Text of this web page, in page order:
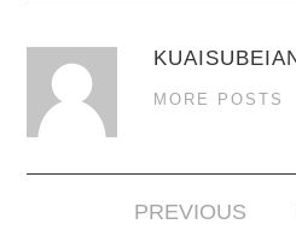
MORE POSTS
PREVIOUS